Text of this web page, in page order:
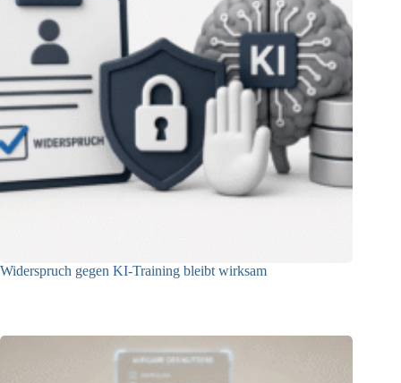
Widerspruch gegen KI-Training bleibt wirksam